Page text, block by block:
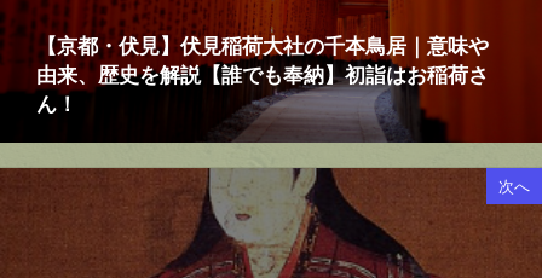
【京都・伏見】伏見稲荷大社の千本鳥居｜意味や
由来、歴史を解説【誰でも奉納】初詣はお稲荷さ
ん！
次へ